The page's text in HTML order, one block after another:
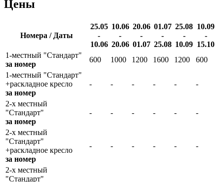
Цены
Номера / Даты
25.05
-
10.06
10.06
-
20.06
20.06
-
01.07
01.07
-
25.08
25.08
-
10.09
10.09
-
15.10
1-местный "Стандарт"
за номер
600 1000 1200 1600 1200
600
1-местный "Стандарт"
+раскладное кресло
за номер
- - - - - -
2-х местный
"Стандарт"
за номер
- - - - - -
2-х местный
"Стандарт"
+раскладное кресло
за номер
- - - - - -
2-х местный
"Стандарт"